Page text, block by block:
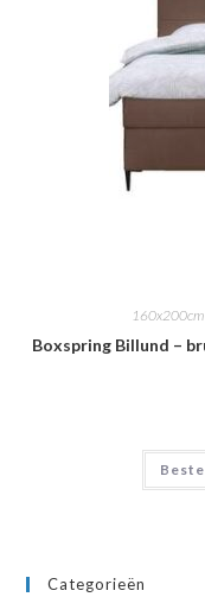
160x200cm
Boxspring Billund –
Categorieën